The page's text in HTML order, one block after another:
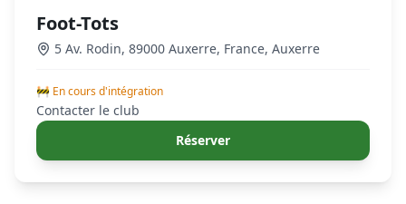
Foot-Tots
5 Av. Rodin, 89000 Auxerre, France, Auxerre
🚧 En cours d'intégration
Contacter le club
Réserver